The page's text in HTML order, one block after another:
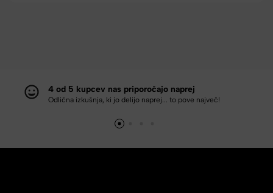
4 od 5 kupcev nas priporočajo naprej
Odlična izkušnja, ki jo delijo naprej... to pove največ!